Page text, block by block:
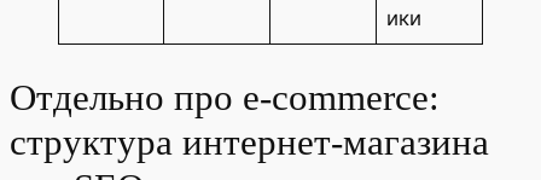
ики
Отдельно про e-commerce:
структура интернет-магазина